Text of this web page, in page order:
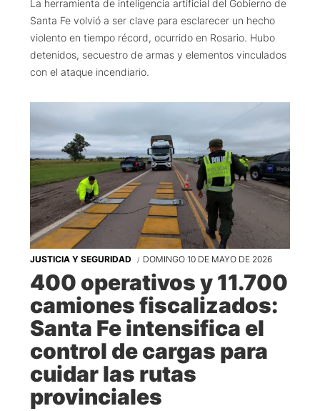
La herramienta de inteligencia artificial del Gobierno de
Santa Fe volvió a ser clave para esclarecer un hecho
violento en tiempo récord, ocurrido en Rosario. Hubo
detenidos, secuestro de armas y elementos vinculados
con el ataque incendiario.
JUSTICIA Y SEGURIDAD DOMINGO 10 DE MAYO DE 2026
400 operativos y 11.700
camiones fiscalizados:
Santa Fe intensifica el
control de cargas para
cuidar las rutas
provinciales